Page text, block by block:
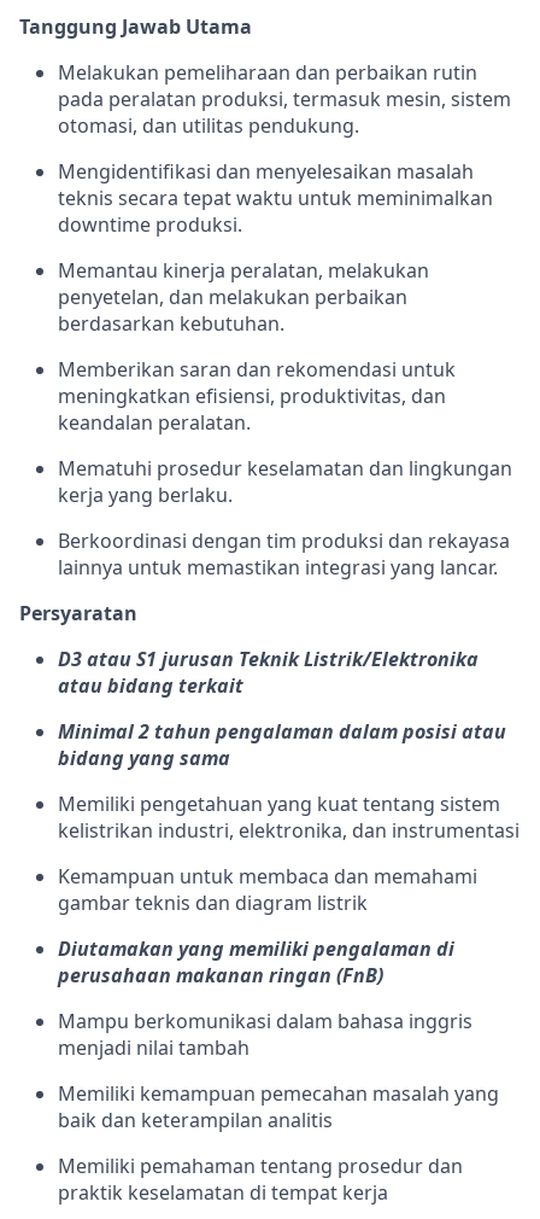
Tanggung Jawab Utama
Melakukan pemeliharaan dan perbaikan rutin
pada peralatan produksi, termasuk mesin, sistem
otomasi, dan utilitas pendukung.
Mengidentifikasi dan menyelesaikan masalah
teknis secara tepat waktu untuk meminimalkan
downtime produksi.
Memantau kinerja peralatan, melakukan
penyetelan, dan melakukan perbaikan
berdasarkan kebutuhan.
Memberikan saran dan rekomendasi untuk
meningkatkan efisiensi, produktivitas, dan
keandalan peralatan.
Mematuhi prosedur keselamatan dan lingkungan
kerja yang berlaku.
Berkoordinasi dengan tim produksi dan rekayasa
lainnya untuk memastikan integrasi yang lancar.
Persyaratan
D3 atau S1 jurusan Teknik Listrik/Elektronika
atau bidang terkait
Minimal 2 tahun pengalaman dalam posisi atau
bidang yang sama
Memiliki pengetahuan yang kuat tentang sistem
kelistrikan industri, elektronika, dan instrumentasi
Kemampuan untuk membaca dan memahami
gambar teknis dan diagram listrik
Diutamakan yang memiliki pengalaman di
perusahaan makanan ringan (FnB)
Mampu berkomunikasi dalam bahasa inggris
menjadi nilai tambah
Memiliki kemampuan pemecahan masalah yang
baik dan keterampilan analitis
Memiliki pemahaman tentang prosedur dan
praktik keselamatan di tempat kerja